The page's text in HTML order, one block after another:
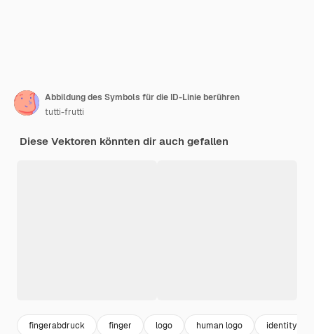
Abbildung des Symbols für die ID-Linie berühren
tutti-frutti
Diese Vektoren könnten dir auch gefallen
fingerabdruck finger logo human logo identity